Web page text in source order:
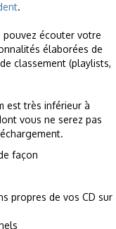
.
pouvez écouter votre
élaborées de
classement (playlists,
est très inférieur à
vous ne serez pas
façon
propres de vos CD sur